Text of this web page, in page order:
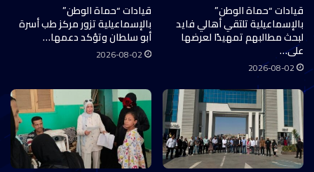
قيادات “حماة الوطن”
بالإسماعيلية تلتقي أهالي فايد
لبحث مطالبهم تمهيدًا لعرضها
على…
2026-08-02
قيادات “حماة الوطن”
بالإسماعيلية تزور مركز طب أسرة
أبو سلطان وتؤكد دعمها…
2026-08-02